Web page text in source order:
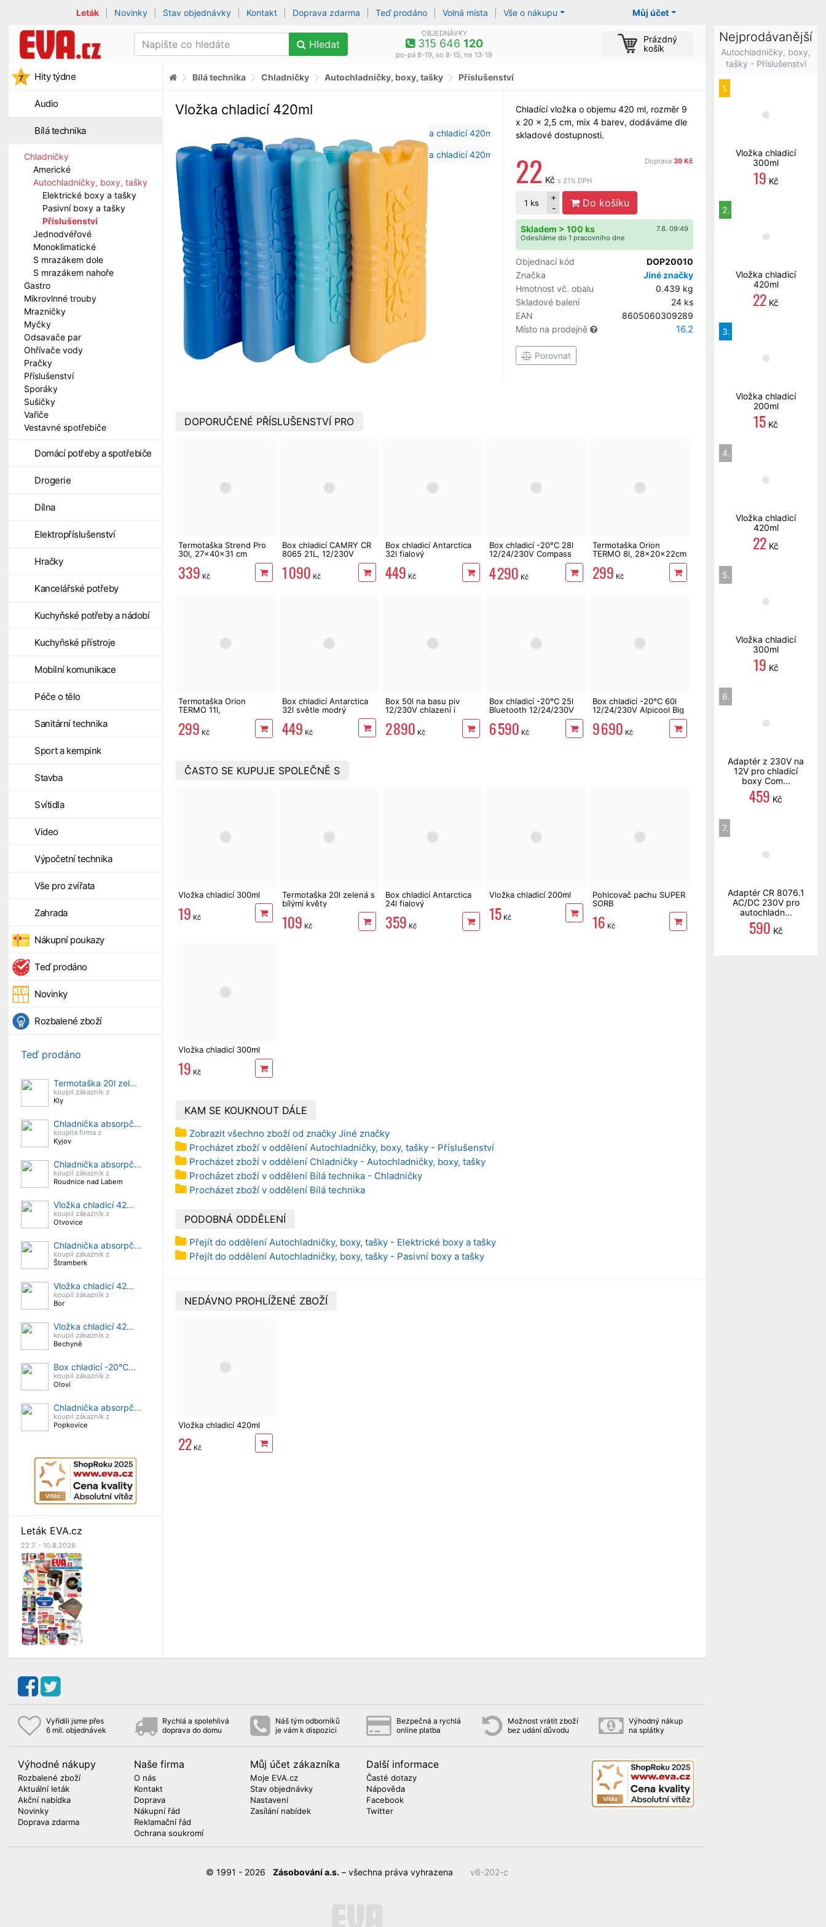
Můj účet
Leták Novinky Stav objednávky Kontakt Doprava zdarma Teď prodáno Volná místa Vše o nákupu
Hledat
OBJEDNÁVKY
315 646 120
po-pá 8-19, so 8-15, ne 13-19
Prázdný
košík
Hity týdne
Audio
Bílá technika
Chladničky
Americké
Autochladničky, boxy, tašky
Elektrické boxy a tašky
Pasivní boxy a tašky
Příslušenství
Jednodvéřové
Monoklimatické
S mrazákem dole
S mrazákem nahoře
Gastro
Mikrovlnné trouby
Mrazničky
Myčky
Odsavače par
Ohřívače vody
Pračky
Příslušenství
Sporáky
Sušičky
Vařiče
Vestavné spotřebiče
Domácí potřeby a spotřebiče
Drogerie
Dílna
Elektropříslušenství
Hračky
Kancelářské potřeby
Kuchyňské potřeby a nádobí
Kuchyňské přístroje
Mobilní komunikace
Péče o tělo
Sanitární technika
Sport a kempink
Stavba
Svítidla
Video
Výpočetní technika
Vše pro zvířata
Zahrada
Nákupní poukazy
Teď prodáno
Novinky
Rozbalené zboží
Teď prodáno
Termotaška 20l zel...
koupil zákazník z
Kly
Chladnička absorpč...
koupila firma z
Kyjov
Chladnička absorpč...
koupil zákazník z
Roudnice nad Labem
Vložka chladicí 42...
koupil zákazník z
Otvovice
Chladnička absorpč...
koupil zákazník z
Štramberk
Vložka chladicí 42...
koupil zákazník z
Bor
Vložka chladicí 42...
koupil zákazník z
Bechyně
Box chladicí -20°C...
koupil zákazník z
Oloví
Chladnička absorpč...
koupil zákazník z
Popkovice
Leták EVA.cz
22.7. - 10.8.2026
Bílá technika Chladničky Autochladničky, boxy, tašky Příslušenství
Chladící vložka o objemu 420 ml, rozměr 9
x 20 x 2,5 cm, mix 4 barev, dodáváme dle
skladové dostupnosti.
Doprava 39 Kč
22 Kč s 21% DPH
1 ks
+
-
Do košíku
7.8. 09:49
Skladem > 100 ks
Odesíláme do 1 pracovního dne
Objednací kód
DOP20010
Značka
Jiné značky
Hmotnost vč. obalu
0.439 kg
Skladové balení
24 ks
EAN
8605060309289
Místo na prodejně
16.2
Porovnat
Vložka chladicí 420ml
DOPORUČENÉ PŘÍSLUŠENSTVÍ PRO
Termotaška Strend Pro
30l, 27x40x31 cm
339 Kč
Box chladicí CAMRY CR
8065 21L, 12/230V
1 090 Kč
Box chladicí Antarctica
32l fialový
449 Kč
Box chladicí -20°C 28l
12/24/230V Compass
4 290 Kč
Termotaška Orion
TERMO 8l, 28x20x22cm
299 Kč
Termotaška Orion
TERMO 11l,
299 Kč
Box chladicí Antarctica
32l světle modrý
449 Kč
Box 50l na basu piv
12/230V chlazení i
2 890 Kč
Box chladicí -20°C 25l
Bluetooth 12/24/230V
6 590 Kč
Box chladicí -20°C 60l
12/24/230V Alpicool Big
9 690 Kč
ČASTO SE KUPUJE SPOLEČNĚ S
Vložka chladicí 300ml
19 Kč
Termotaška 20l zelená s
bílými květy
109 Kč
Box chladicí Antarctica
24l fialový
359 Kč
Vložka chladicí 200ml
15Kč
Pohlcovač pachu SUPER
SORB
16 Kč
Vložka chladicí 300ml
19 Kč
KAM SE KOUKNOUT DÁLE
Zobrazit všechno zboží od značky Jiné značky
Procházet zboží v oddělení Autochladničky, boxy, tašky - Příslušenství
Procházet zboží v oddělení Chladničky - Autochladničky, boxy, tašky
Procházet zboží v oddělení Bílá technika - Chladničky
Procházet zboží v oddělení Bílá technika
PODOBNÁ ODDĚLENÍ
Přejít do oddělení Autochladničky, boxy, tašky - Elektrické boxy a tašky
Přejít do oddělení Autochladničky, boxy, tašky - Pasivní boxy a tašky
NEDÁVNO PROHLÍŽENÉ ZBOŽÍ
Vložka chladicí 420ml
22 Kč
Vyřídili jsme přes
6 mil. objednávek
Rychlá a spolehlivá
doprava do domu
Náš tým odborníků
je vám k dispozici
Bezpečná a rychlá
online platba
Možnost vrátit zboží
bez udání důvodu
Výhodný nákup
na splátky
Výhodné nákupy
Rozbalené zboží
Aktuální leták
Akční nabídka
Novinky
Doprava zdarma
Naše firma
O nás
Kontakt
Doprava
Nákupní řád
Reklamační řád
Ochrana soukromí
Můj účet zákazníka
Moje EVA.cz
Stav objednávky
Nastavení
Zasílání nabídek
Další informace
Časté dotazy
Nápověda
Facebook
Twitter
© 1991 - 2026 Zásobování a.s. – všechna práva vyhrazena v6-202-c
Nejprodávanější
Autochladničky, boxy,
tašky - Příslušenství
1.
Vložka chladicí
300ml
19 Kč
2.
Vložka chladicí
420ml
22 Kč
3.
Vložka chladicí
200ml
15 Kč
4.
Vložka chladicí
420ml
22 Kč
5.
Vložka chladicí
300ml
19 Kč
6.
Adaptér z 230V na
12V pro chladicí
boxy Com...
459 Kč
7.
Adaptér CR 8076.1
AC/DC 230V pro
autochladn...
590 Kč